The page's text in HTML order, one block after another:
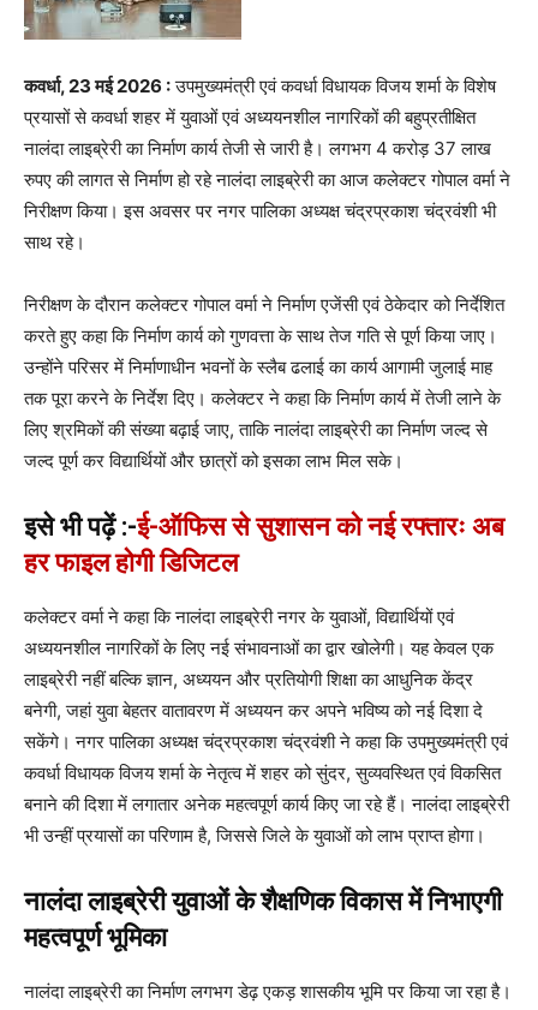
कवर्धा, 23 मई 2026 :उपमुख्यमंत्री एवं कवर्धा विधायक विजय शर्मा के विशेष
प्रयासों से कवर्धा शहर में युवाओं एवं अध्ययनशील नागरिकों की बहुप्रतीक्षित
नालंदा लाइब्रेरी का निर्माण कार्य तेजी से जारी है। लगभग 4 करोड़ 37 लाख
रुपए की लागत से निर्माण हो रहे नालंदा लाइब्रेरी का आज कलेक्टर गोपाल वर्मा ने
निरीक्षण किया। इस अवसर पर नगर पालिका अध्यक्ष चंद्रप्रकाश चंद्रवंशी भी
साथ रहे।
निरीक्षण के दौरान कलेक्टर गोपाल वर्मा ने निर्माण एजेंसी एवं ठेकेदार को निर्देशित
करते हुए कहा कि निर्माण कार्य को गुणवत्ता के साथ तेज गति से पूर्ण किया जाए।
उन्होंने परिसर में निर्माणाधीन भवनों के स्लैब ढलाई का कार्य आगामी जुलाई माह
तक पूरा करने के निर्देश दिए। कलेक्टर ने कहा कि निर्माण कार्य में तेजी लाने के
लिए श्रमिकों की संख्या बढ़ाई जाए, ताकि नालंदा लाइब्रेरी का निर्माण जल्द से
जल्द पूर्ण कर विद्यार्थियों और छात्रों को इसका लाभ मिल सके।
इसे भी पढ़ें :-ई-ऑफिस से सुशासन को नई रफ्तारः अब
हर फाइल होगी डिजिटल
कलेक्टर वर्मा ने कहा कि नालंदा लाइब्रेरी नगर के युवाओं, विद्यार्थियों एवं
अध्ययनशील नागरिकों के लिए नई संभावनाओं का द्वार खोलेगी। यह केवल एक
लाइब्रेरी नहीं बल्कि ज्ञान, अध्ययन और प्रतियोगी शिक्षा का आधुनिक केंद्र
बनेगी, जहां युवा बेहतर वातावरण में अध्ययन कर अपने भविष्य को नई दिशा दे
सकेंगे। नगर पालिका अध्यक्ष चंद्रप्रकाश चंद्रवंशी ने कहा कि उपमुख्यमंत्री एवं
कवर्धा विधायक विजय शर्मा के नेतृत्व में शहर को सुंदर, सुव्यवस्थित एवं विकसित
बनाने की दिशा में लगातार अनेक महत्वपूर्ण कार्य किए जा रहे हैं। नालंदा लाइब्रेरी
भी उन्हीं प्रयासों का परिणाम है, जिससे जिले के युवाओं को लाभ प्राप्त होगा।
नालंदा लाइब्रेरी युवाओं के शैक्षणिक विकास में निभाएगी
महत्वपूर्ण भूमिका
नालंदा लाइब्रेरी का निर्माण लगभग डेढ़ एकड़ शासकीय भूमि पर किया जा रहा है।